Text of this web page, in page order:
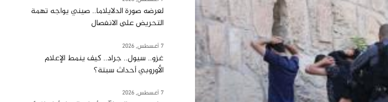
لعرضه صورة الدلايلاما.. صيني يواجه تهمة
التحريض على الانفصال
7 أغسطس, 2026
غزو.. سيول.. جراد.. كيف ينمط الإعلام
الأوروبي أحداث سبتة؟
7 أغسطس, 2026